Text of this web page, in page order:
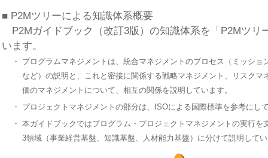
■ P2Mツリーによる知識体系概要
P2Mガイドブック（改訂3版）の知識体系を「P2Mツリ
います。
・
プログラムマネジメントは、統合マネジメントのプロセス（ミッショ
など）の説明と、これと密接に関係する戦略マネジメント、リスクマ
価のマネジメントについて、相互の関係を説明しています。
・
プロジェクトマネジメントの部分は、ISOによる国際標準を参考にし
・ 本ガイドブックではプログラム・プロジェクトマネジメントの実行を
3領域（事業経営基盤、知識基盤、人材能力基盤）に分けて説明して